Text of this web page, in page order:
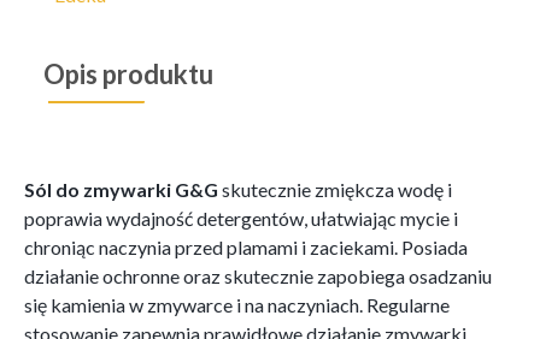
Opis produktu
Sól do zmywarki G&G skutecznie zmiękcza wodę i
poprawia wydajność detergentów, ułatwiając mycie i
chroniąc naczynia przed plamami i zaciekami. Posiada
działanie ochronne oraz skutecznie zapobiega osadzaniu
się kamienia w zmywarce i na naczyniach. Regularne
stosowanie zapewnia prawidłowe działanie zmywarki